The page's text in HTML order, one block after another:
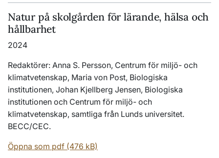
Natur på skolgården för lärande, hälsa och
hållbarhet
2024
Redaktörer: Anna S. Persson, Centrum för miljö- och
klimatvetenskap, Maria von Post, Biologiska
institutionen, Johan Kjellberg Jensen, Biologiska
institutionen och Centrum för miljö- och
klimatvetenskap, samtliga från Lunds universitet.
BECC/CEC.
Öppna som pdf (476 kB)